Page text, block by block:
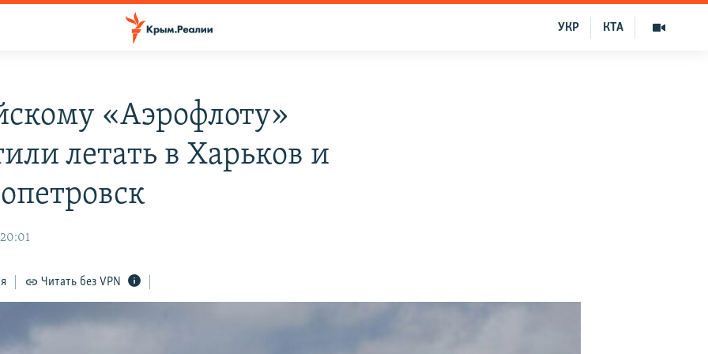
КТА
УКР
«Аэрофлоту»
летать в Харьков и
Читать без VPN